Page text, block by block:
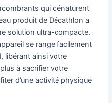
qui dénaturent
produit de Décathlon a
solution ultra-compacte.
se range facilement
libérant ainsi votre
à sacrifier votre
d’une activité physique